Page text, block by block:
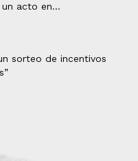
acto en...
sorteo de incentivos